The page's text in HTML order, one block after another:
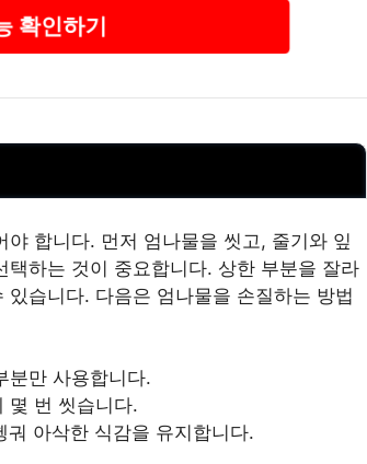
확인하기
합니다. 먼저 엄나물을 씻고, 줄기와 잎
하는 것이 중요합니다. 상한 부분을 잘라
습니다. 다음은 엄나물을 손질하는 방법
분만 사용합니다.
몇 번 씻습니다.
아삭한 식감을 유지합니다.